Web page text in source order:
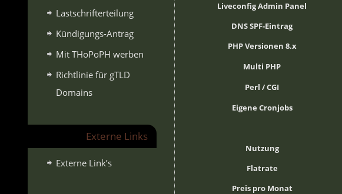
Liveconfig Admin Panel
DNS SPF-Eintrag
PHP Versionen 8.x
Multi PHP
Perl / CGI
Eigene Cronjobs
Nutzung
Flatrate
Preis pro Monat
Lastschrifterteilung
Kündigungs-Antrag
Mit THoPoPH werben
Richtlinie für gTLD
Domains
Externe Links
Externe Link’s